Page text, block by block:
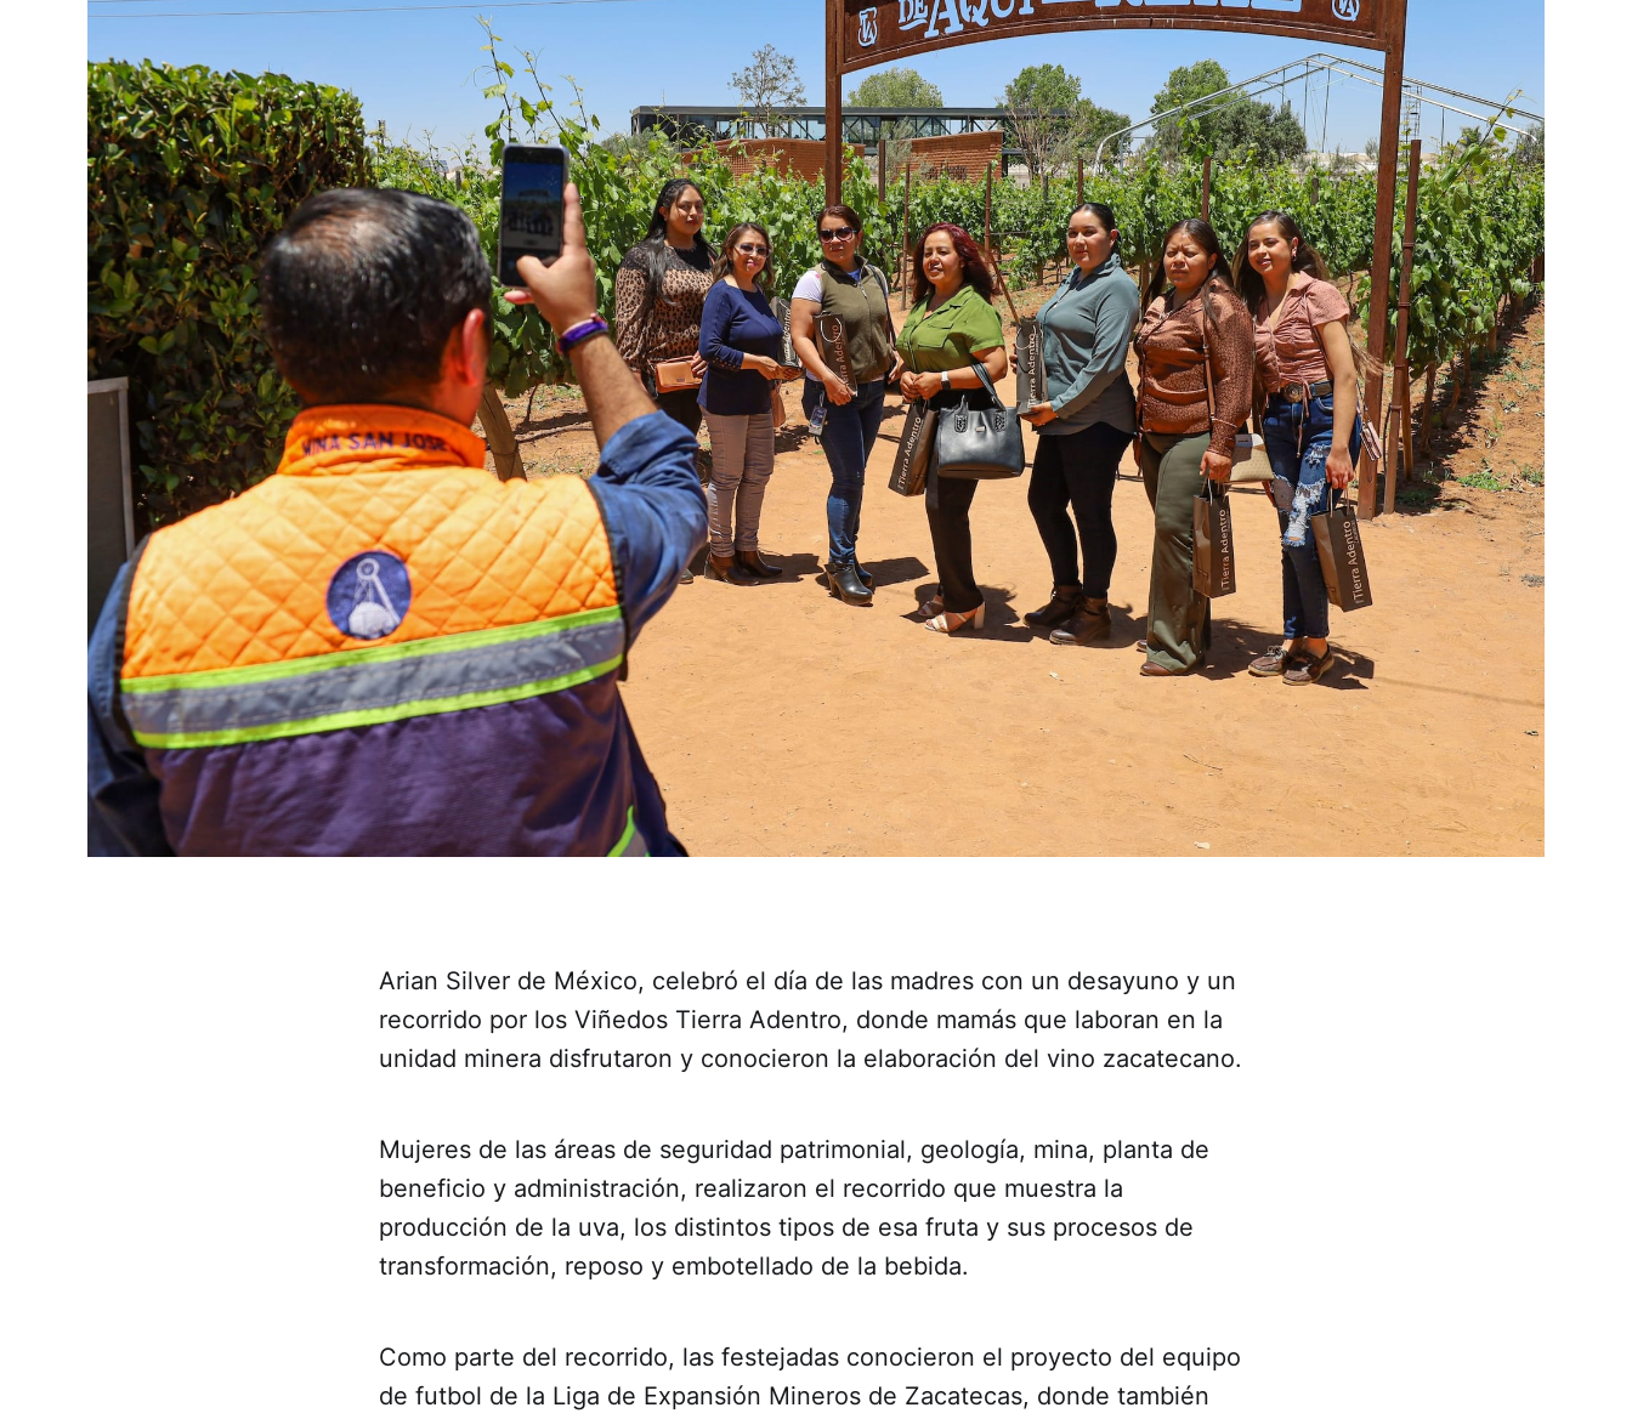
Arian Silver de México, celebró el día de las madres con un desayuno y un
recorrido por los Viñedos Tierra Adentro, donde mamás que laboran en la
unidad minera disfrutaron y conocieron la elaboración del vino zacatecano.
Mujeres de las áreas de seguridad patrimonial, geología, mina, planta de
beneficio y administración, realizaron el recorrido que muestra la
producción de la uva, los distintos tipos de esa fruta y sus procesos de
transformación, reposo y embotellado de la bebida.
Como parte del recorrido, las festejadas conocieron el proyecto del equipo
de futbol de la Liga de Expansión Mineros de Zacatecas, donde también